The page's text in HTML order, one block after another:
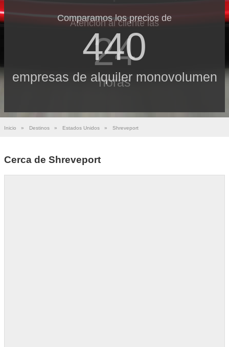
Comparamos los precios de
440
empresas de alquiler monovolumen
Atención al cliente las
24
horas
Inicio » Destinos » Estados Unidos » Shreveport
Cerca de Shreveport